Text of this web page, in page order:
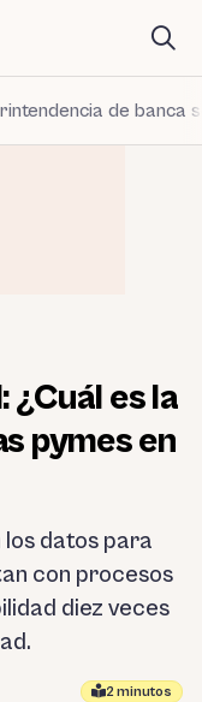
de banca
¿Cuál es la
pymes en
datos para
con procesos
diez veces
2 minutos